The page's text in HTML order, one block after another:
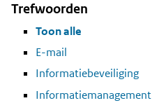
Trefwoorden
Toon alle
E-mail
Informatiebeveiliging
Informatiemanagement